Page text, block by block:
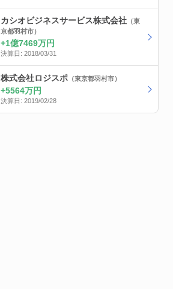
カシオビジネスサービス株式会社 （東
京都羽村市）
1億7469万円
決算日: 2018/03/31
株式会社ロジスポ （東京都羽村市）
5564万円
決算日: 2019/02/28